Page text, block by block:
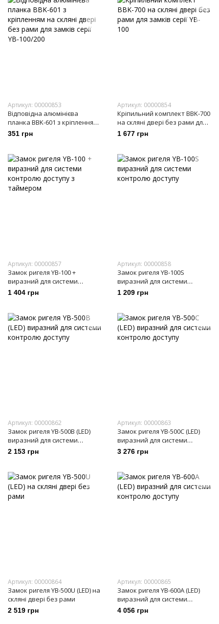
Артикул: 00000853
Відповідна алюмінієва
планка BBK-601 з кріпленням
на скляні двері без рами для
замків серії YB-100/200
351 грн
Артикул: 00000854
Кріпильний комплект BBK-700
на скляні двері без рами для
замків серії YB-100
1 677 грн
Артикул: 00000857
Замок ригеля YB-100 +
виразний для системи
контролю доступу з
таймером
1 404 грн
Артикул: 00000858
Замок ригеля YB-100S
виразний для системи
контролю доступу
1 209 грн
Артикул: 00000862
Замок ригеля YB-500B (LED)
виразний для системи
контролю доступу
2 153 грн
Артикул: 00000863
Замок ригеля YB-500C (LED)
виразний для системи
контролю доступу
3 276 грн
Артикул: 00000864
Замок ригеля YB-500U (LED) на
скляні двері без рами
2 519 грн
Артикул: 00000865
Замок ригеля YB-600A (LED)
виразний для системи
контролю доступу
4 056 грн